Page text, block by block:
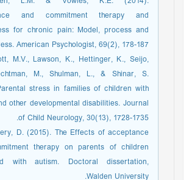
and commitment therapy and
for chronic pain: Model, process and
American Psychologist, 69(2), 178-187.
M.V., Lawson, K., Hettinger, K., Seijo,
M., Shulman, L., & Shinar, S.
stress in families of children with
other developmental disabilities. Journal
of Child Neurology, 30(13), 1728-1735.
D. (2015). The Effects of acceptance
therapy on parents of children
with autism. Doctoral dissertation,
Walden University.